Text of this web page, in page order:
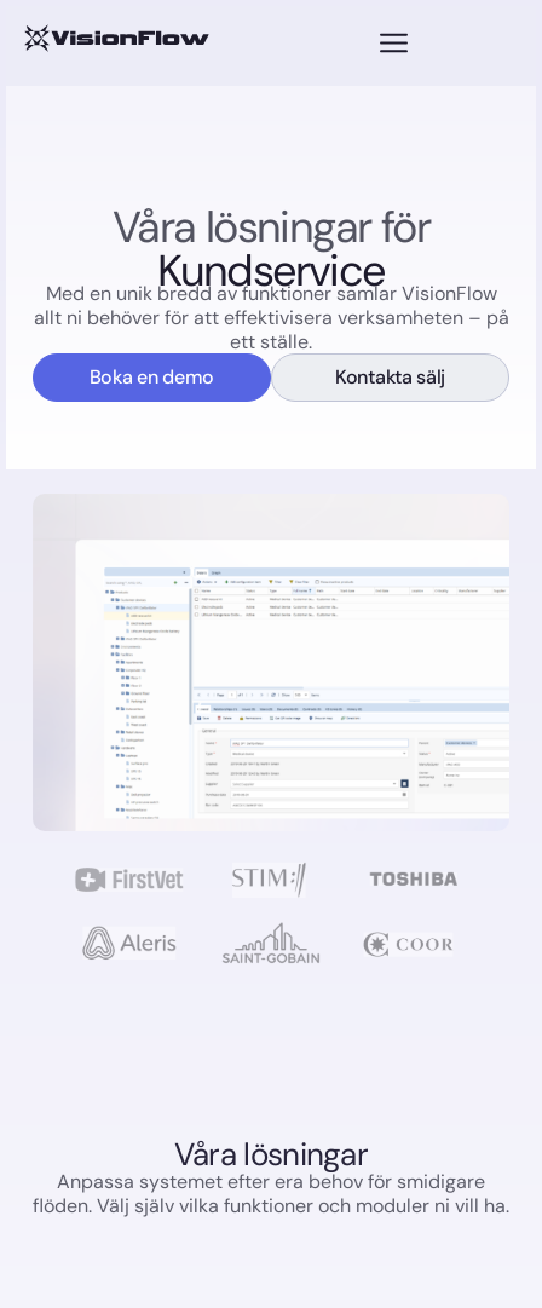
Våra lösningar för
Ärendehantering
Med en unik bredd av funktioner samlar VisionFlow
allt ni behöver för att effektivisera verksamheten – på
ett ställe.
Boka en demo
Kontakta sälj
Våra lösningar
Anpassa systemet efter era behov för smidigare
flöden. Välj själv vilka funktioner och moduler ni vill ha.